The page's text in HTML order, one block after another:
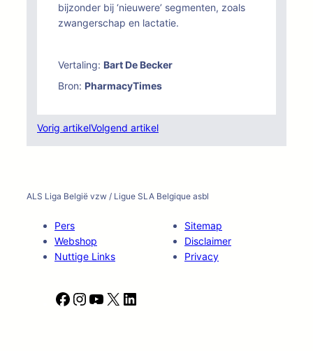
bijzonder bij ‘nieuwere’ segmenten, zoals
zwangerschap en lactatie.
Vertaling: Bart De Becker
Bron: PharmacyTimes
Vorig artikelVolgend artikel
ALS Liga België vzw / Ligue SLA Belgique asbl
Pers
Webshop
Nuttige Links
Sitemap
Disclaimer
Privacy
F
I
Y
X